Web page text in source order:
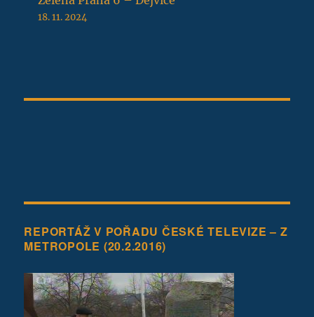
18. 11. 2024
REPORTÁŽ V POŘADU ČESKÉ TELEVIZE – Z
METROPOLE (20.2.2016)